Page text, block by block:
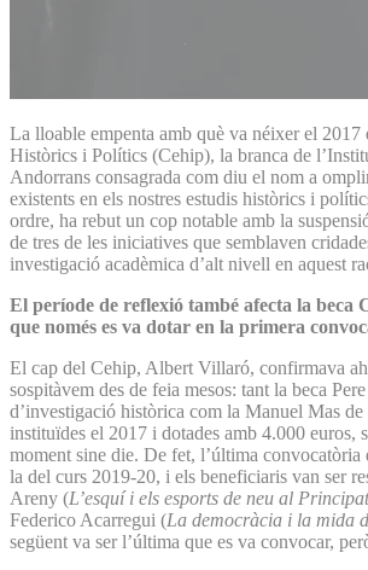
La lloable empenta amb què va néixer el 2017
Històrics i Polítics (Cehip), la branca de
Andorrans consagrada com diu el nom a
existents en els nostres estudis històrics i
ordre, ha rebut un cop notable amb la
de tres de les iniciatives que semblaven
investigació acadèmica d’alt nivell en aquest
El període de reflexió també afecta la beca
que només es va dotar en la primera
El cap del Cehip, Albert Villaró, confirmava
sospitàvem des de feia mesos: tant la beca
d’investigació històrica com la Manuel Mas
instituïdes el 2017 i dotades amb 4.000 euros,
moment sine die. De fet, l’última convocatòria
la del curs 2019-20, i els beneficiaris van ser
Areny (L’esquí i els esports de neu al
Federico Acarregui (La democràcia i la mida
següent va ser l’última que es va convocar,